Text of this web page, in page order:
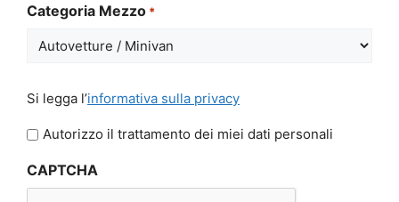
GG
slash
Categoria Mezzo *
legga
l'informativa
privacy
Si legga l’informativa sulla privacy
Autorizzo il trattamento dei miei dati personali
CAPTCHA